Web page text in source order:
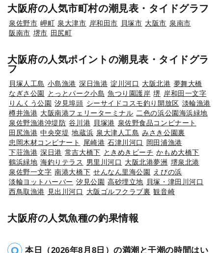
大阪府の人気市町村の潮見表・タイドグラフ
泉佐野市 岬町 泉大津市 岸和田市 貝塚市 大阪市 泉南市
阪南市 堺市 田尻町
大阪府の人気ポイントの潮見表・タイドグラ
フ
貝塚人工島 小島漁港 深日漁港 淀川河口 大阪北港 夢舞大橋
なぎさ公園
とっとパーク小島 魚つり園護岸 堺
岸和田一文字
りんくう公園 汐見埠頭 シーサイドコスモ釣り開放区 淡輪漁港
樽井漁港 大阪南港フェリーターミナル 二色の浜公園海浜緑地
泉佐野漁港沖堤防 谷川港 貝塚港 泉佐野食品コンビナート
田尻漁港 中央突堤 地蔵浜 泉大津人工島 みさき公園裏
忠岡木材コンビナート
尾崎港 石津川河口
岡田浦漁港
下荘漁港 深日港 常吉大橋下 ときめきビーチ かもめ大橋下
鶴浜緑地 海釣りテラス 男里川河口 大阪北港夢洲 堺泉北港
泉佐野一文字 南港大橋下 せんなん里海公園 えびの浜
淡輪ヨットハーバー 汐見公園 高砂埋立地 貝塚・津田川河口
西鳥取漁港
見出川河口 大阪ゴルフクラブ裏 観音崎
大阪府の人気魚種の釣果情報
本日（2026年8月8日）の満潮と干潮の時間はい